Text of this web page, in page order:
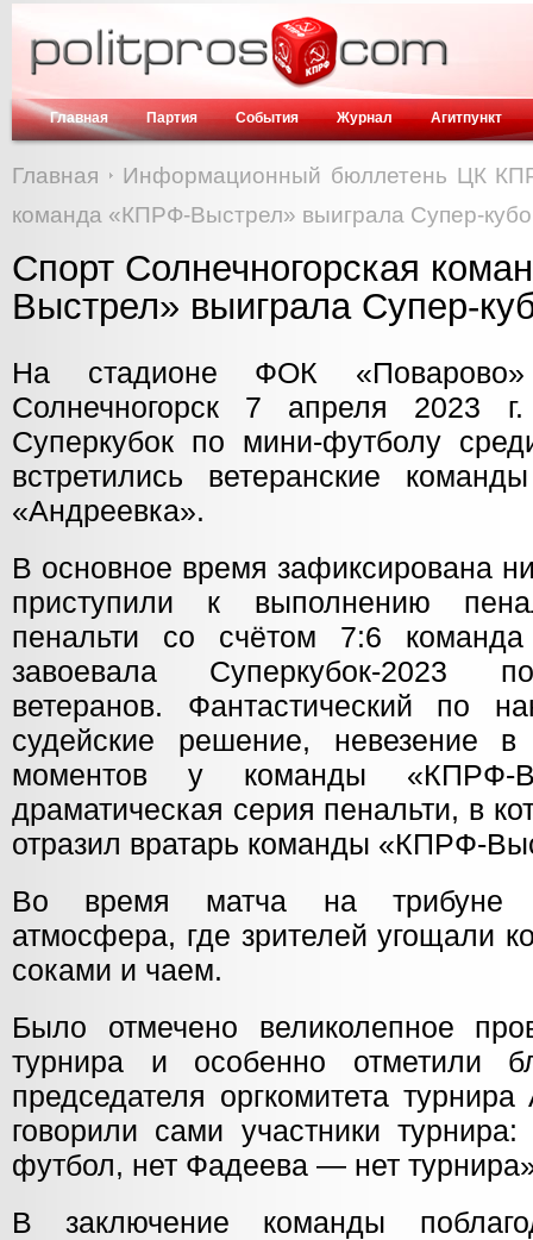
Главная Партия События Журнал Агитпункт
Главная
Информационный бюллетень ЦК
команда «КПРФ-Выстрел» выиграла Супер-
Спорт Солнечногорская
Выстрел» выиграла Супер-
На стадионе ФОК «Поварово»
Солнечногорск 7 апреля 2023
Суперкубок по мини-футболу
встретились ветеранские
«Андреевка».
В основное время зафиксирована
приступили к выполнению
пенальти со счётом 7:6
завоевала Суперкубок-2023
ветеранов. Фантастический по
судейские решение, невезение в
моментов у команды «КПРФ-
драматическая серия пенальти, в
отразил вратарь команды «КПРФ-
Во время матча на трибуне
атмосфера, где зрителей угощали
соками и чаем.
Было отмечено великолепное
турнира и особенно отметили
председателя оргкомитета
говорили сами участники
футбол, нет Фадеева — нет
В заключение команды